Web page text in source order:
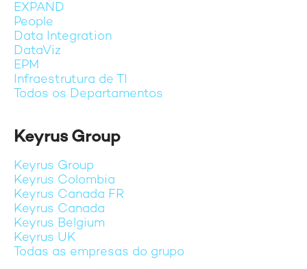
EXPAND
People
Data Integration
DataViz
EPM
Infraestrutura de TI
Todos os Departamentos
Keyrus Group
Keyrus Group
Keyrus Colombia
Keyrus Canada FR
Keyrus Canada
Keyrus Belgium
Keyrus UK
Todas as empresas do grupo